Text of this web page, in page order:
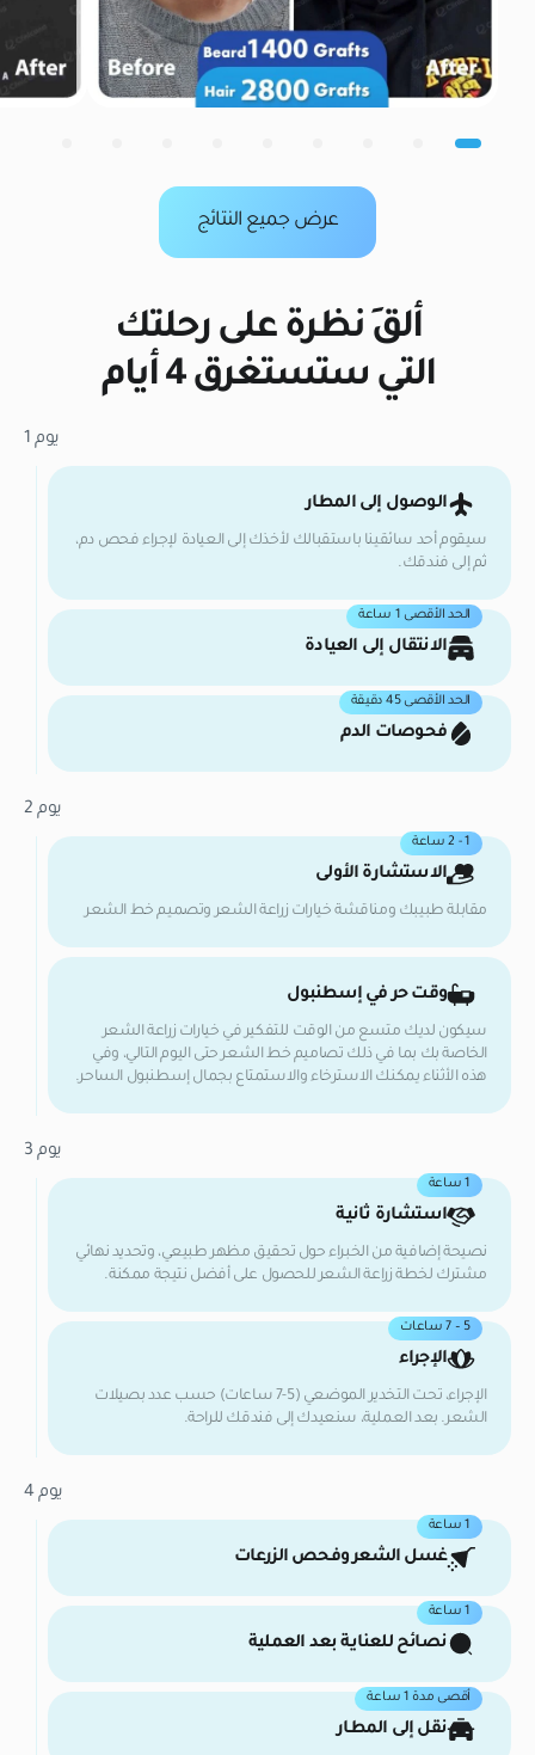
عرض جميع النتائج
ألقِ نظرة على رحلتك
التي ستستغرق 4 أيام
يوم 1
الوصول إلى المطار
سيقوم أحد سائقينا باستقبالك لأخذك إلى العيادة لإجراء فحص دم،
ثم إلى فندقك.
الحد الأقصى 1 ساعة
الانتقال إلى العيادة
الحد الأقصى 45 دقيقة
فحوصات الدم
يوم 2
1 - 2 ساعة
الاستشارة الأولى
مقابلة طبيبك ومناقشة خيارات زراعة الشعر وتصميم خط الشعر
وقت حر في إسطنبول
سيكون لديك متسع من الوقت للتفكير في خيارات زراعة الشعر
الخاصة بك بما في ذلك تصاميم خط الشعر حتى اليوم التالي، وفي
هذه الأثناء يمكنك الاسترخاء والاستمتاع بجمال إسطنبول الساحر.
يوم 3
1 ساعة
استشارة ثانية
نصيحة إضافية من الخبراء حول تحقيق مظهر طبيعي، وتحديد نهائي
مشترك لخطة زراعة الشعر للحصول على أفضل نتيجة ممكنة.
5 – 7 ساعات
الإجراء
الإجراء، تحت التخدير الموضعي (5-7 ساعات) حسب عدد بصيلات
الشعر. بعد العملية، سنعيدك إلى فندقك للراحة.
يوم 4
1 ساعة
غسل الشعر وفحص الزرعات
1 ساعة
نصائح للعناية بعد العملية
أقصى مدة 1 ساعة
نقل إلى المطار